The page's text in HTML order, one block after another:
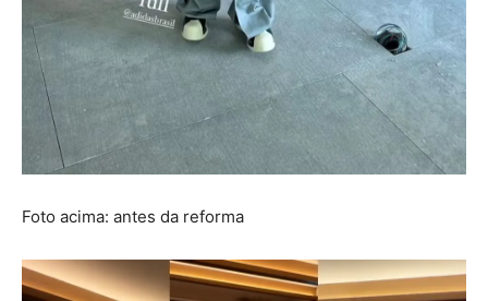
Foto acima: antes da reforma